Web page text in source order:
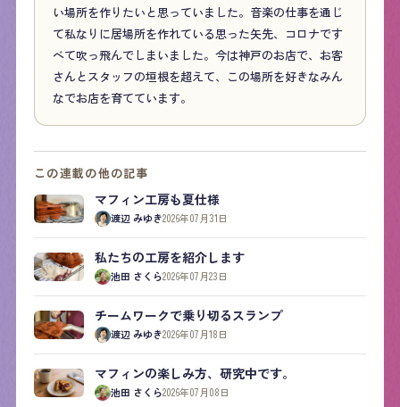
い場所を作りたいと思っていました。音楽の仕事を通じ
て私なりに居場所を作れている思った矢先、コロナです
べて吹っ飛んでしまいました。今は神戸のお店で、お客
さんとスタッフの垣根を超えて、この場所を好きなみん
なでお店を育てています。
この連載の他の記事
マフィン工房も夏仕様
渡辺 みゆき2026年07月31日
私たちの工房を紹介します
池田 さくら2026年07月23日
チームワークで乗り切るスランプ
渡辺 みゆき2026年07月18日
マフィンの楽しみ方、研究中です。
池田 さくら2026年07月08日